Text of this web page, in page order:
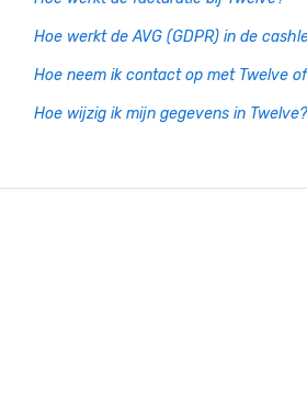
Hoe werkt de AVG (GDPR) in de
Hoe neem ik contact op met Twelve
Hoe wijzig ik mijn gegevens in Twelve?